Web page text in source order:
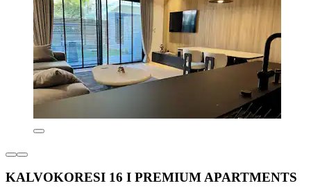
KALVOKORESI 16 I PREMIUM APARTMENTS